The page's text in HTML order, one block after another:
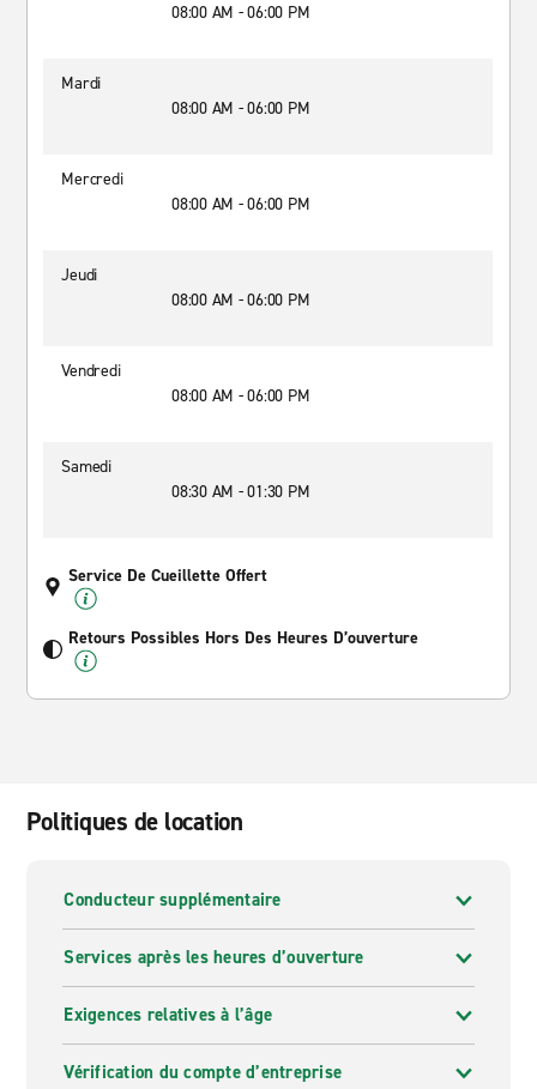
08:00 AM - 06:00 PM
Mardi
08:00 AM - 06:00 PM
Mercredi
08:00 AM - 06:00 PM
Jeudi
08:00 AM - 06:00 PM
Vendredi
08:00 AM - 06:00 PM
Samedi
08:30 AM - 01:30 PM
Service De Cueillette Offert
Retours Possibles Hors Des Heures D’ouverture
Politiques de location
Conducteur supplémentaire
Services après les heures d’ouverture
Exigences relatives à l’âge
Vérification du compte d’entreprise